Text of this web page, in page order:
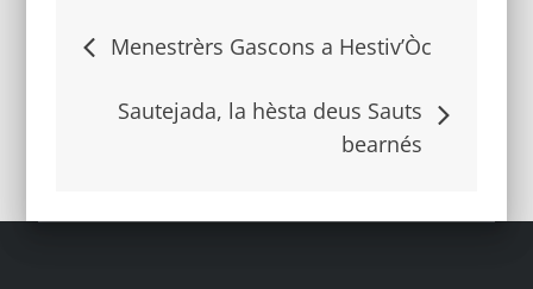
Navigacion
dels
Menestrèrs Gascons a Hestiv’Òc
Sautejada, la hèsta deus Sauts
bearnés